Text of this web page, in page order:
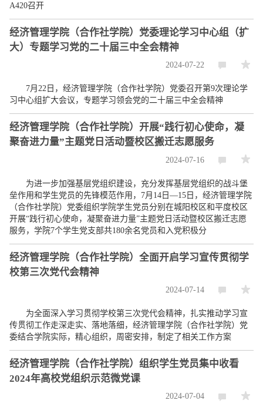
A420召开
经济管理学院（合作社学院）党委理论学习中心组（扩
大）专题学习党的二十届三中全会精神
2024-07-22
7月22日，经济管理学院（合作社学院）党委召开第9次理论学
习中心组扩大会议，专题学习领会党的二十届三中全会精神
经济管理学院（合作社学院）开展“践行初心使命，凝
聚奋进力量”主题党日活动暨校区搬迁志愿服务
2024-07-16
为进一步加强基层党组织建设，充分发挥基层党组织的战斗堡
垒作用和学生党员的先锋模范作用，7月14日—15日，经济管理学院
（合作社学院）党委组织学院学生党员分别在城阳校区和平度校区
开展“践行初心使命，凝聚奋进力量”主题党日活动暨校区搬迁志愿
服务，学院7个学生党支部共180余名党员和入党积极分
经济管理学院（合作社学院）全面开启学习宣传贯彻学
校第三次党代会精神
2024-07-14
为全面深入学习贯彻学校第三次党代会精神，扎实推动学习宣
传贯彻工作走深走实、落地落细，经济管理学院（合作社学院）党
委结合学院实际，精心组织，周密安排，制定了相关工作方案
经济管理学院（合作社学院）组织学生党员集中收看
2024年高校党组织示范微党课
2024-07-04